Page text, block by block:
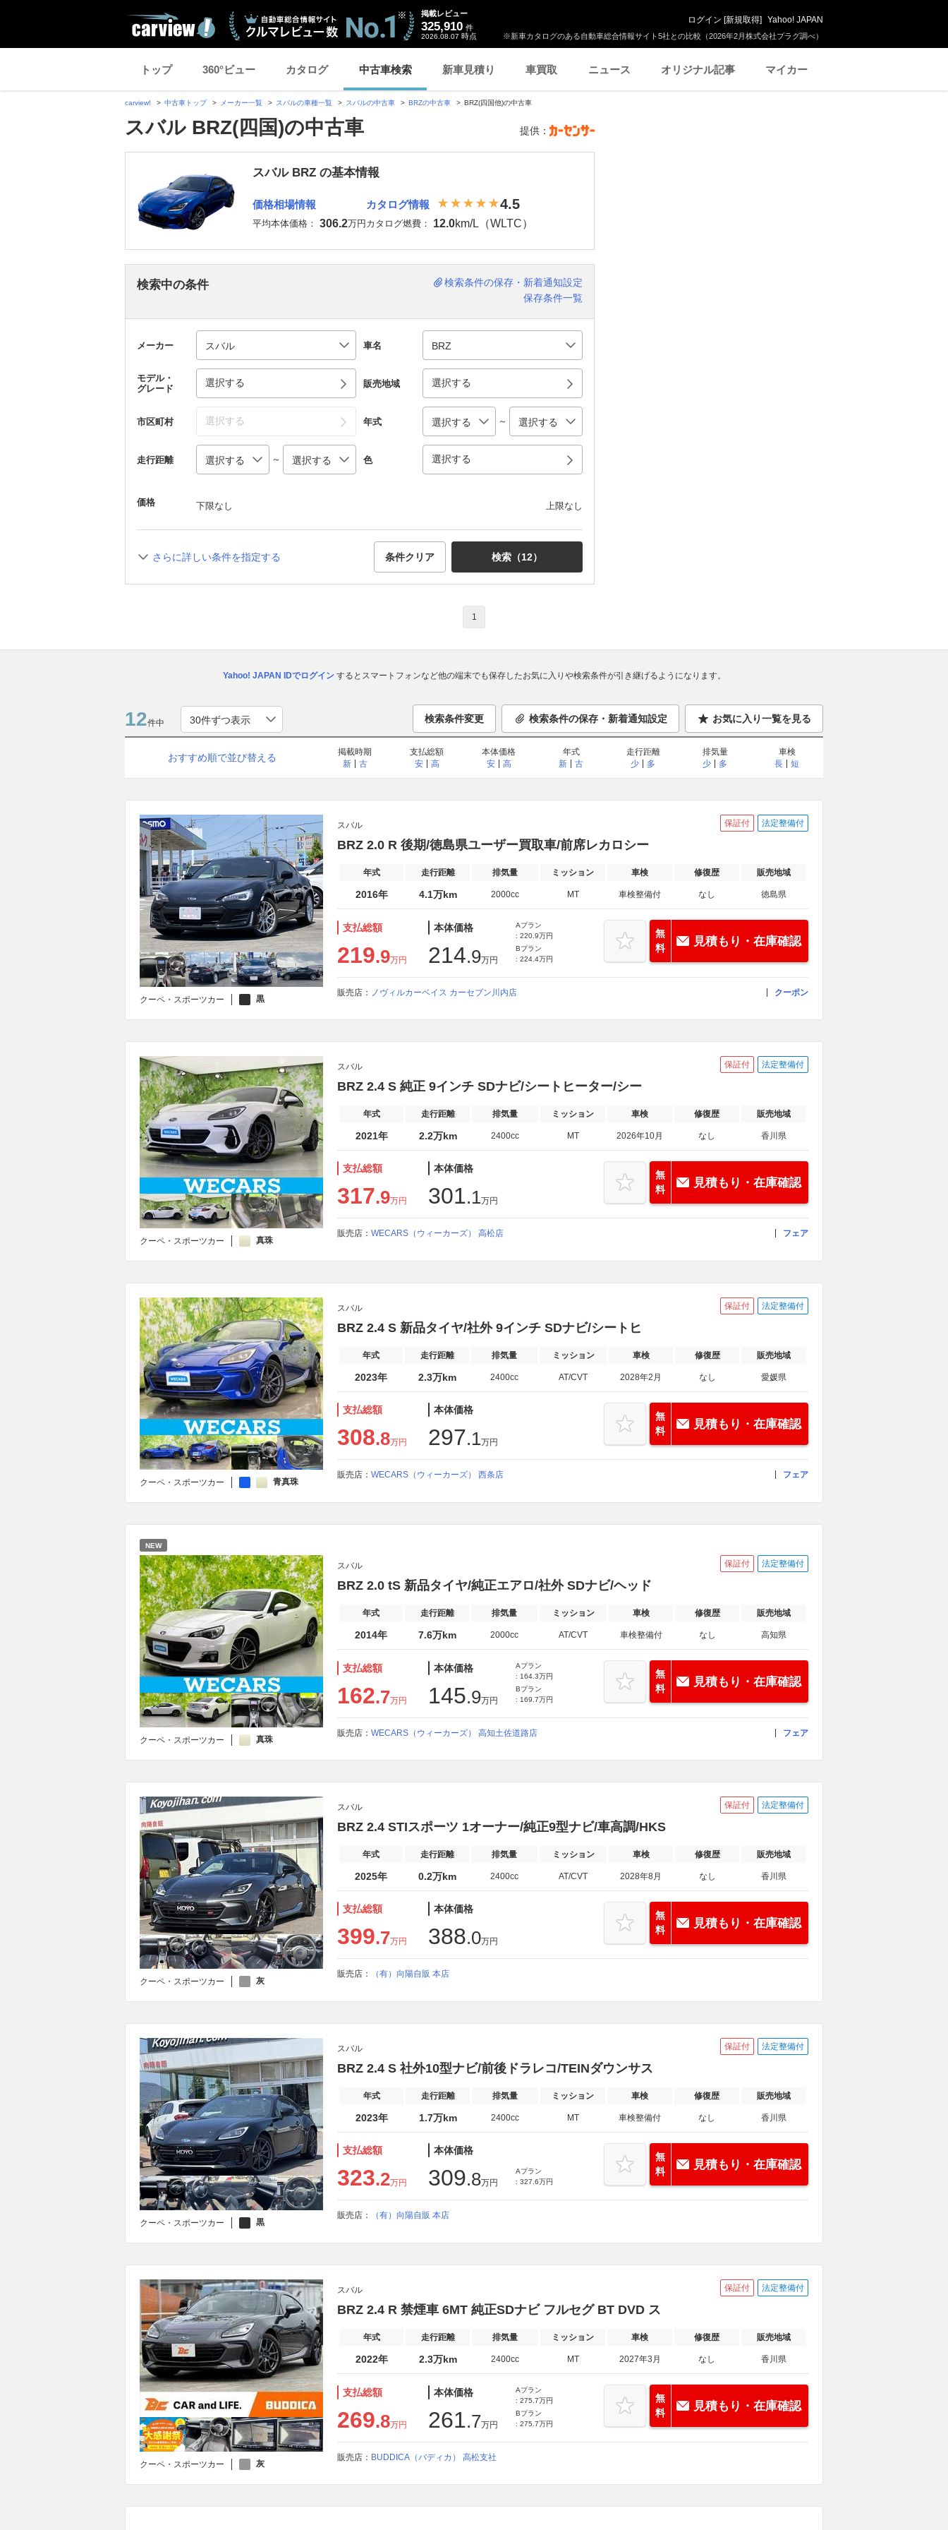
※新車カタログのある自動車総合情報サイト5社との比較（2026年2月株式会社プラグ調べ）
掲載レビュー
325,910 件
2026.08.07 時点
ログイン [新規取得] Yahoo! JAPAN
トップ 360°ビュー カタログ 中古車検索 新車見積り 車買取 ニュース オリジナル記事 マイカー
carview! 中古車トップ メーカー一覧 スバルの車種一覧 スバルの中古車 BRZの中古車 BRZ(四国他)の中古車
スバル BRZ(四国)の中古車 提供：
スバル BRZ の基本情報
価格相場情報
平均本体価格： 306.2万円
カタログ情報 4.5
カタログ燃費： 12.0km/L（WLTC）
検索中の条件
検索条件の保存・新着通知設定
保存条件一覧
メーカー 車名
モデル・
グレード
選択する 販売地域 選択する
市区町村 選択する 年式 ～
走行距離 ～ 色 選択する
価格 下限なし 上限なし
さらに詳しい条件を指定する 条件クリア 検索（12）
1
Yahoo! JAPAN IDでログインするとスマートフォンなど他の端末でも保存したお気に入りや検索条件が引き継げるようになります。
12件中 検索条件変更 検索条件の保存・新着通知設定 お気に入り一覧を見る
おすすめ順で並び替える
掲載時期
新
古
支払総額
安
高
本体価格
安
高
年式
新
古
走行距離
少
多
排気量
少
多
車検
長
短
クーペ・スポーツカー 黒
スバル 保証付 法定整備付
BRZ 2.0 R 後期/徳島県ユーザー買取車/前席レカロシー
年式 走行距離 排気量 ミッション 車検 修復歴 販売地域
2016年 4.1万km 2000cc MT 車検整備付 なし 徳島県
支払総額
219.9万円
本体価格
214.9万円
Aプラン
: 220.9万円
Bプラン
: 224.4万円
無
料
見積もり・在庫確認
販売店： ノヴィルカーベイス カーセブン川内店 クーポン
クーペ・スポーツカー 真珠
スバル 保証付 法定整備付
BRZ 2.4 S 純正 9インチ SDナビ/シートヒーター/シー
年式 走行距離 排気量 ミッション 車検 修復歴 販売地域
2021年 2.2万km 2400cc MT 2026年10月 なし 香川県
支払総額
317.9万円
本体価格
301.1万円
無
料
見積もり・在庫確認
販売店： WECARS（ウィーカーズ） 高松店 フェア
クーペ・スポーツカー 青真珠
スバル 保証付 法定整備付
BRZ 2.4 S 新品タイヤ/社外 9インチ SDナビ/シートヒ
年式 走行距離 排気量 ミッション 車検 修復歴 販売地域
2023年 2.3万km 2400cc AT/CVT 2028年2月 なし 愛媛県
支払総額
308.8万円
本体価格
297.1万円
無
料
見積もり・在庫確認
販売店： WECARS（ウィーカーズ） 西条店 フェア
NEW
クーペ・スポーツカー 真珠
スバル 保証付 法定整備付
BRZ 2.0 tS 新品タイヤ/純正エアロ/社外 SDナビ/ヘッド
年式 走行距離 排気量 ミッション 車検 修復歴 販売地域
2014年 7.6万km 2000cc AT/CVT 車検整備付 なし 高知県
支払総額
162.7万円
本体価格
145.9万円
Aプラン
: 164.3万円
Bプラン
: 169.7万円
無
料
見積もり・在庫確認
販売店： WECARS（ウィーカーズ） 高知土佐道路店 フェア
クーペ・スポーツカー 灰
スバル 保証付 法定整備付
BRZ 2.4 STIスポーツ 1オーナー/純正9型ナビ/車高調/HKS
年式 走行距離 排気量 ミッション 車検 修復歴 販売地域
2025年 0.2万km 2400cc AT/CVT 2028年8月 なし 香川県
支払総額
399.7万円
本体価格
388.0万円
無
料
見積もり・在庫確認
販売店： （有）向陽自販 本店
クーペ・スポーツカー 黒
スバル 保証付 法定整備付
BRZ 2.4 S 社外10型ナビ/前後ドラレコ/TEINダウンサス
年式 走行距離 排気量 ミッション 車検 修復歴 販売地域
2023年 1.7万km 2400cc MT 車検整備付 なし 香川県
支払総額
323.2万円
本体価格
309.8万円
Aプラン
: 327.6万円
無
料
見積もり・在庫確認
販売店： （有）向陽自販 本店
クーペ・スポーツカー 灰
スバル 保証付 法定整備付
BRZ 2.4 R 禁煙車 6MT 純正SDナビ フルセグ BT DVD ス
年式 走行距離 排気量 ミッション 車検 修復歴 販売地域
2022年 2.3万km 2400cc MT 2027年3月 なし 香川県
支払総額
269.8万円
本体価格
261.7万円
Aプラン
: 275.7万円
Bプラン
: 275.7万円
無
料
見積もり・在庫確認
販売店： BUDDICA（バディカ） 高松支社